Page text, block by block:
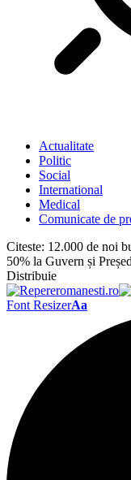
Actualitate
Politic
Social
International
Medical
Comunicate de
Citeste: 12.000 de noi
50% la Guvern și
Distribuie
Font ResizerAa